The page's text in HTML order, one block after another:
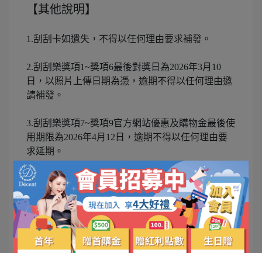
【其他說明】
1.刮刮卡如遺失，不得以任何理由要求補發。
2.刮刮樂獎項1~獎項6最後對獎日為2026年3月10
日，以照片上傳日期為憑，逾期不得以任何理由邀
請補發。
3.刮刮樂獎項7~獎項9官方網站優惠及購物金最後使
用期限為2026年4月12日，逾期不得以任何理由要
求延期。
4.若有未盡事項以笛頌健康解釋為主，有任何疑問
歡迎使用LINE向笛頌健康詢問，笛頌健康保有活動
最大解釋權力。